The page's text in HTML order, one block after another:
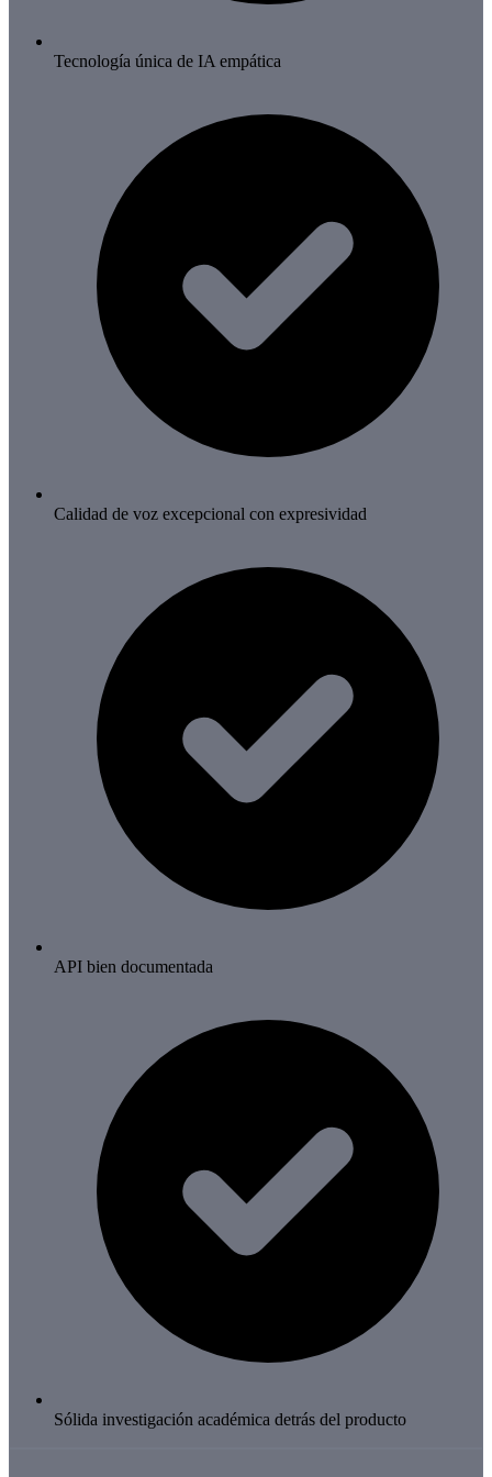
Tecnología única de IA empática
Calidad de voz excepcional con expresividad
API bien documentada
Sólida investigación académica detrás del producto